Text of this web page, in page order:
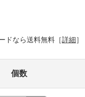
ドなら送料無料［詳細 ］
個数